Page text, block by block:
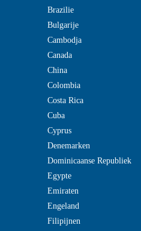
Brazilie
Bulgarije
Cambodja
Canada
China
Colombia
Costa Rica
Cuba
Cyprus
Denemarken
Dominicaanse Republiek
Egypte
Emiraten
Engeland
Filipijnen